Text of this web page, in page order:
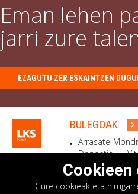
Eman lehen
jarri zure
EZAGUTU ZER ESKAINTZEN
BULEGOAK
Arrasate-
Donostia
Bidart
Gure cookieak eta